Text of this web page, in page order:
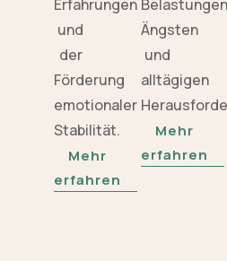
Erfahrungen
und
der
Förderung
emotionaler
Stabilität.
Mehr
erfahren
Ängsten
und
alltägigen
Mehr
erfahren